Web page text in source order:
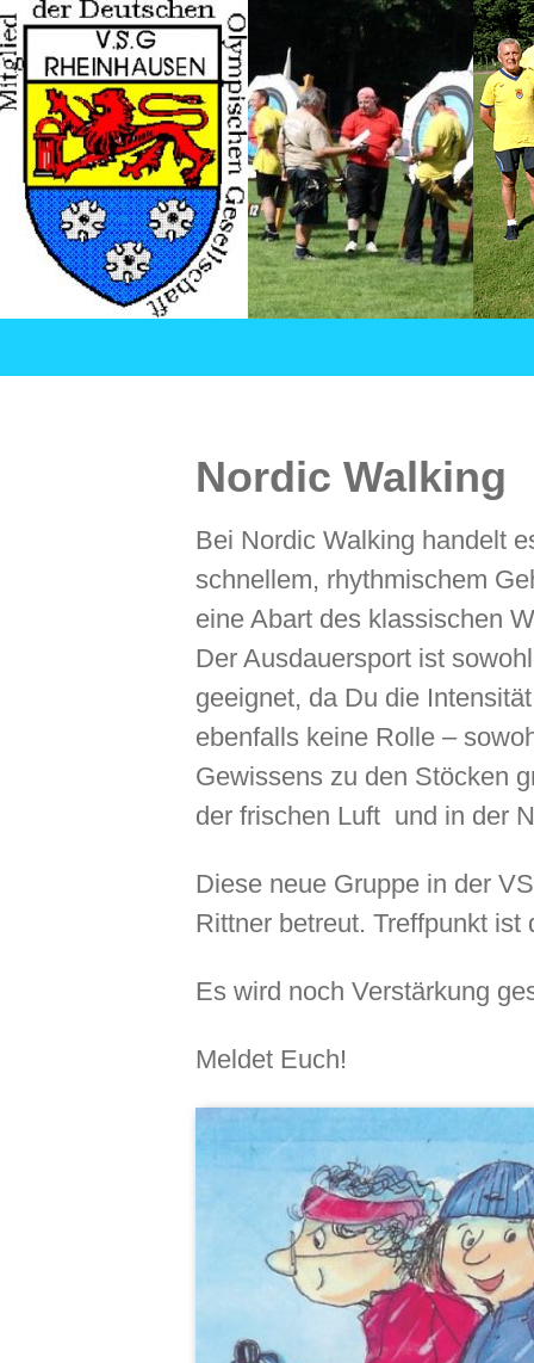
Nordic Walking
Bei Nordic Walking handelt
schnellem, rhythmischem
eine Abart des klassischen
Der Ausdauersport ist
geeignet, da Du die
ebenfalls keine Rolle –
Gewissens zu den Stöcken
der frischen Luft und in der
Diese neue Gruppe in der
Rittner betreut. Treffpunkt
Es wird noch Verstärkung
Meldet Euch!